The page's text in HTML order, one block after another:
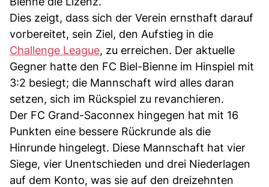
Dies zeigt, dass sich der Verein ernsthaft darauf
vorbereitet, sein Ziel, den Aufstieg in die
Challenge League, zu erreichen. Der aktuelle
Gegner hatte den FC Biel-Bienne im Hinspiel mit
3:2 besiegt; die Mannschaft wird alles daran
setzen, sich im Rückspiel zu revanchieren.
Der FC Grand-Saconnex hingegen hat mit 16
Punkten eine bessere Rückrunde als die
Hinrunde hingelegt. Diese Mannschaft hat vier
Siege, vier Unentschieden und drei Niederlagen
auf dem Konto, was sie auf den dreizehnten